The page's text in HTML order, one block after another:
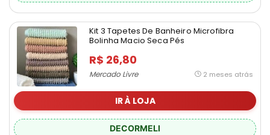
Kit 3 Tapetes De Banheiro Microfibra
Bolinha Macio Seca Pés
R$ 26,80
Mercado Livre 2 meses atrás
IR À LOJA
DECORMELI